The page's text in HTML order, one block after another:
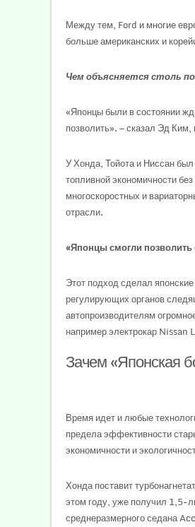
Между тем, Ford и многие
больше американских и
Чем объясняется столь
«Японцы были в состоянии
позволить». — сказал Эд
У Хонда, Тойота и Ниссан
топливной экономичности
многоскоростных и
отрасли.
«Японцы смогли позволить
Этот подход сделал
регулирующих органов
автопроизводителям
например электрокар
Зачем «Японская
Время идет и любые
предела эффективности
экономичности и
Хонда поставит
этом году, уже получил 1,5-
среднеразмерного седана